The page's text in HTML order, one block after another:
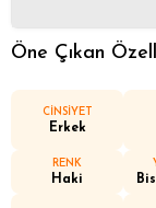
Öne Çıkan
CİNSİYET
Erkek
RENK
Haki